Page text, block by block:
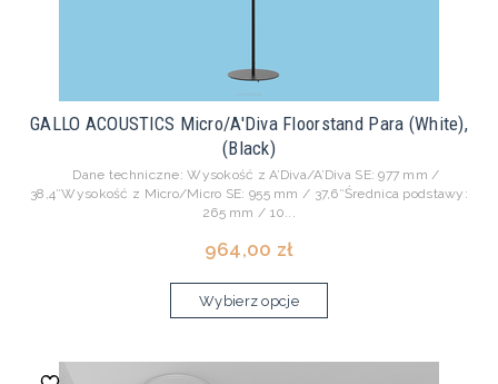
GALLO ACOUSTICS Micro/A'Diva Floorstand Para (White),
(Black)
Dane techniczne: Wysokość z A’Diva/A’Diva SE: 977 mm /
38,4″Wysokość z Micro/Micro SE: 955 mm / 37,6″Średnica podstawy:
265 mm / 10...
964,00 zł
Wybierz opcje